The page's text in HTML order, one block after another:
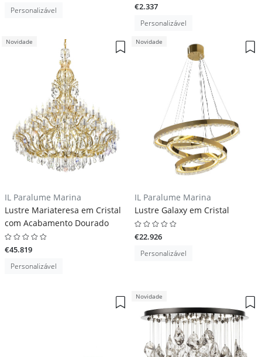
Personalizável €2.337
Personalizável
Novidade
IL Paralume Marina
Lustre Mariateresa em Cristal
com Acabamento Dourado
€45.819
Personalizável
Novidade
IL Paralume Marina
Lustre Galaxy em Cristal
€22.926
Personalizável
Novidade